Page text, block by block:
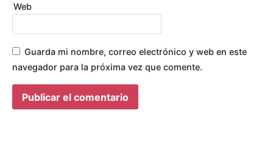
Web
Guarda mi nombre, correo electrónico y web en este
navegador para la próxima vez que comente.